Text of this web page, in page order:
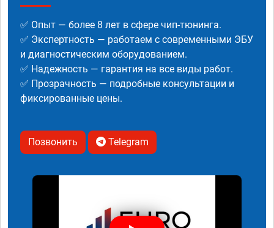
✅ Опыт — более 8 лет в сфере чип-тюнинга.
✅ Экспертность — работаем с современными ЭБУ
и диагностическим оборудованием.
✅ Надежность — гарантия на все виды работ.
✅ Прозрачность — подробные консультации и
фиксированные цены.
Позвонить Telegram